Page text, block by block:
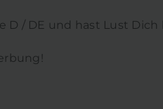
D / DE und hast Lust